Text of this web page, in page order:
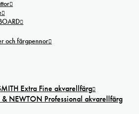
och färgpennor
Extra Fine akvarellfärg
NEWTON Professional akvarellfärg